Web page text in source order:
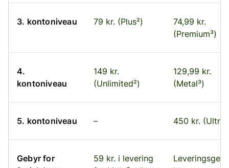
3. kontoniveau 79 kr. (Plus²)
74,99 kr.
(Premium³)
4.
kontoniveau
149 kr.
(Unlimited²)
129,99 kr.
(Metal³)
5. kontoniveau – 450 kr.
Gebyr for
59 kr. i levering